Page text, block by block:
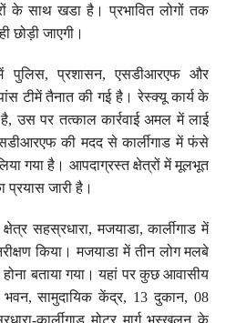
के साथ खडा है। प्रभावित लोगों तक
छोड़ी जाएगी।
में पुलिस, प्रशासन, एसडीआरएफ और
टीमें तैनात की गई है। रेस्क्यू कार्य के
उस पर तत्काल कार्रवाई अमल में लाई
की मदद से कार्लीगाड में फंसे
गया है। आपदाग्रस्त क्षेत्रों में मूलभूत
जारी है।
सहस्रधारा, मजयाडा, कार्लीगाड में
किया। मजयाडा में तीन लोग मलबे
बताया गया। यहां पर कुछ आवासीय
सामुदायिक केंद्र, 13 दुकान, 08
कार्लीगाड मोटर मार्ग भूस्खलन के